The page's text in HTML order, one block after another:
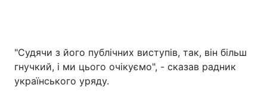
"Судячи з його публічних виступів, так, він більш
гнучкий, і ми цього очікуємо", - сказав радник
українського уряду.